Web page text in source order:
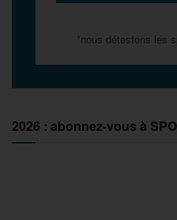
*nous détestons les
2026 : abonnez-vous à